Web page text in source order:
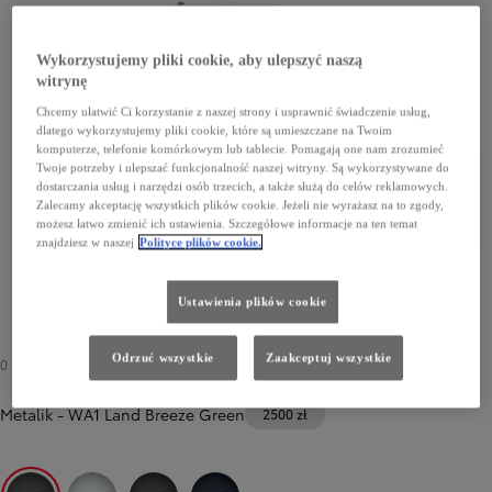
0 zł
Metalik-WA1 Land Breeze Green 2500 zł
Wykorzystujemy pliki cookie, aby ulepszyć naszą
witrynę
Chcemy ułatwić Ci korzystanie z naszej strony i usprawnić świadczenie usług,
dlatego wykorzystujemy pliki cookie, które są umieszczane na Twoim
komputerze, telefonie komórkowym lub tablecie. Pomagają one nam zrozumieć
Twoje potrzeby i ulepszać funkcjonalność naszej witryny. Są wykorzystywane do
dostarczania usług i narzędzi osób trzecich, a także służą do celów reklamowych.
Zalecamy akceptację wszystkich plików cookie. Jeżeli nie wyrażasz na to zgody,
możesz łatwo zmienić ich ustawienia. Szczegółowe informacje na ten temat
znajdziesz w naszej Polityce plików cookie.
Ustawienia plików cookie
Odrzuć wszystkie Zaakceptuj wszystkie